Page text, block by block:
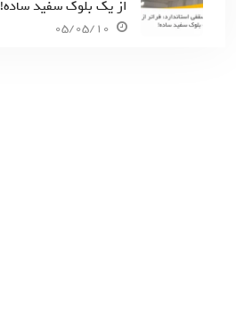
از یک بلوک سفید ساده!
05/05/10